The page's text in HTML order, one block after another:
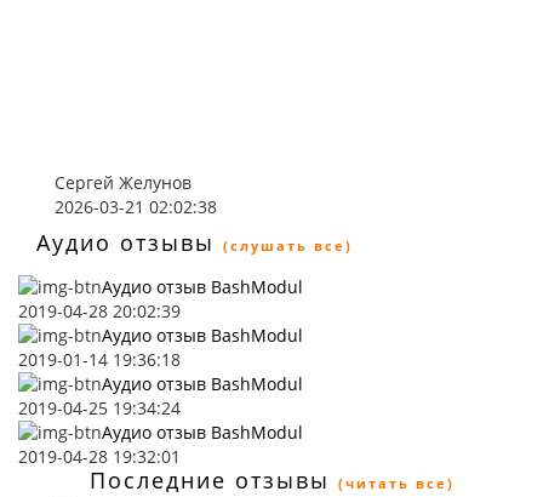
Сергей Желунов
2026-03-21 02:02:38
Аудио отзывы (слушать все)
Аудио отзыв BashModul
2019-04-28 20:02:39
Аудио отзыв BashModul
2019-01-14 19:36:18
Аудио отзыв BashModul
2019-04-25 19:34:24
Аудио отзыв BashModul
2019-04-28 19:32:01
Последние отзывы (читать все)